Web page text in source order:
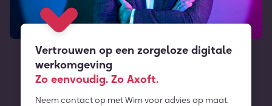
Vertrouwen op een zorgeloze digitale
werkomgeving
Zo eenvoudig. Zo Axoft.
Neem contact op met Wim voor advies op maat.